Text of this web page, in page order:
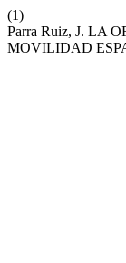
(1)
Parra Ruiz, J. LA
MOVILIDAD